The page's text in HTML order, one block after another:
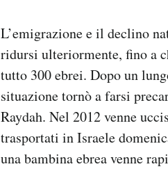
L’emigrazione e il declino
ridursi ulteriormente, fino a
tutto 300 ebrei. Dopo un
situazione tornò a farsi
Raydah. Nel 2012 venne
trasportati in Israele
una bambina ebrea venne